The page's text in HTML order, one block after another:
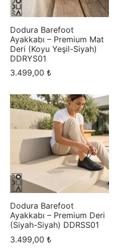
Dodura Barefoot
Ayakkabı – Premium Mat
Deri (Koyu Yeşil-Siyah)
DDRYS01
3.499,00 ₺
Dodura Barefoot
Ayakkabı – Premium Deri
(Siyah-Siyah) DDRSS01
3.499,00 ₺